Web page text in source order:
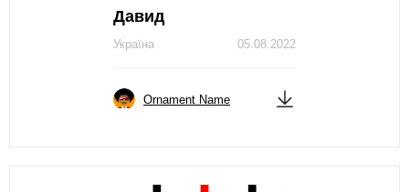
Давид
05.08.2022
Україна
Ornament Name